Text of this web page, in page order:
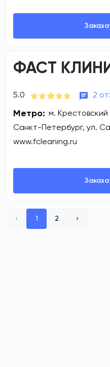
ФАСТ
5.0 2
Метро: м. Крестовский
Санкт-Петербург, ул.
www.fcleaning.ru
‹ 1 2 ›